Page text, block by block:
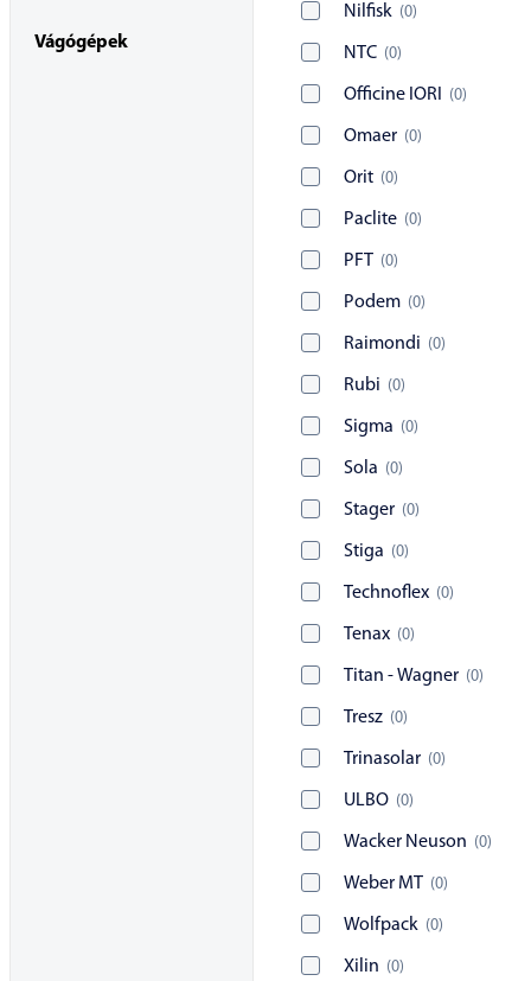
Nilfisk (0)
NTC (0)
Officine IORI (0)
Omaer (0)
Orit (0)
Paclite (0)
PFT (0)
Podem (0)
Raimondi (0)
Rubi (0)
Sigma (0)
Sola (0)
Stager (0)
Stiga (0)
Technoflex (0)
Tenax (0)
Titan - Wagner (0)
Tresz (0)
Trinasolar (0)
ULBO (0)
Wacker Neuson (0)
Weber MT (0)
Wolfpack (0)
Xilin (0)
Vágógépek